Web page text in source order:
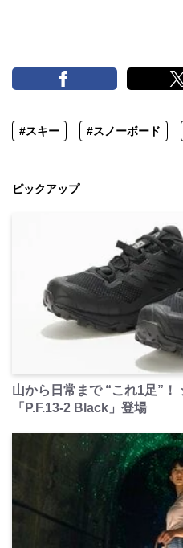
#スキー #スノーボード
ピックアップ
山から日常まで “これ1足”！
「P.F.13-2 Black」登場